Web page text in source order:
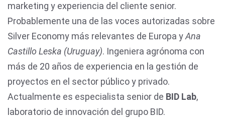
marketing y experiencia del cliente senior.
Probablemente una de las voces autorizadas sobre
Silver Economy más relevantes de Europa yAna
Castillo Leska (Uruguay). Ingeniera agrónoma con
más de 20 años de experiencia en la gestión de
proyectos en el sector público y privado.
Actualmente es especialista senior de BID Lab,
laboratorio de innovación del grupo BID.